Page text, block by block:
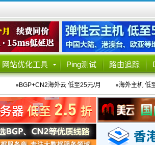
网站优化工具 Ping测试 路由追踪
●BGP+CN2海外云 低至25元/月 ●海外主机 低